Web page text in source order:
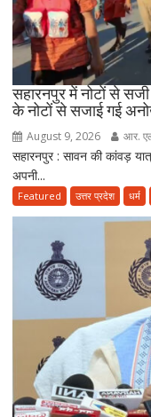
सहारनपुर में नोटों से
के नोटों से सजाई गई
August 9, 2026 आर.
सहारनपुर : सावन की कांवड़
अपनी...
Featured उत्तर प्रदेश धर्म